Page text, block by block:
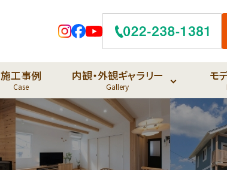
施工事例
Case
内観・外観ギャラリー
Gallery
モ